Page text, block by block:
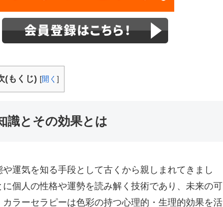
(もくじ) [開く ]
識とその効果とは
運気を知る手段として古くから親しまれてきまし
個人の性格や運勢を読み解く技術であり、未来の可
ラーセラピーは色彩の持つ心理的・生理的効果を活